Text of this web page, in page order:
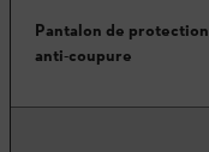
Pantalon de protection
anti-coupure